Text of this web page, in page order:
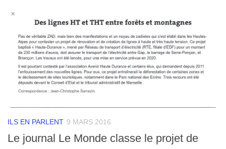
ILS EN PARLENT 9 MARS 2016
Le journal Le Monde classe le projet de